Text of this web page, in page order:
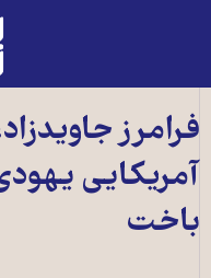
فرامرز
آمریکایی
باخت